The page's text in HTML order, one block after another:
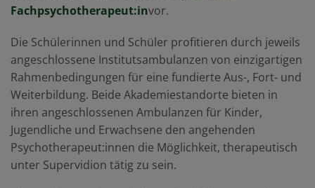
Fachpsychotherapeut:invor.
Die Schülerinnen und Schüler profitieren durch jeweils
angeschlossene Institutsambulanzen von einzigartigen
Rahmenbedingungen für eine fundierte Aus-, Fort- und
Weiterbildung. Beide Akademiestandorte bieten in
ihren angeschlossenen Ambulanzen für Kinder,
Jugendliche und Erwachsene den angehenden
Psychotherapeut:innen die Möglichkeit, therapeutisch
unter Supervidion tätig zu sein.